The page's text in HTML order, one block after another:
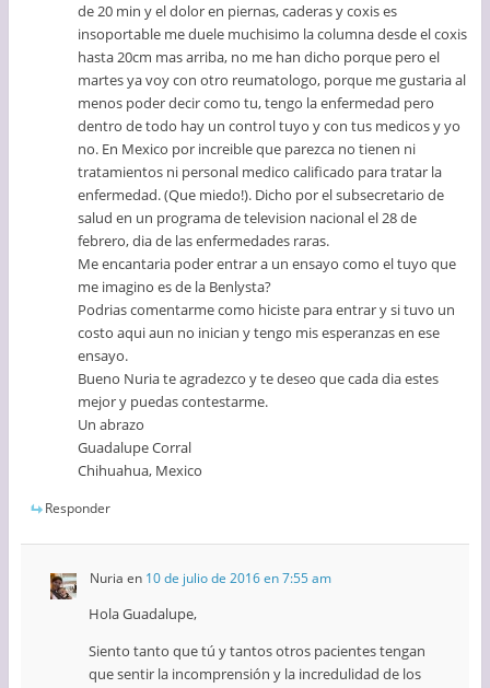
de 20 min y el dolor en piernas, caderas y coxis es
insoportable me duele muchisimo la columna desde el coxis
hasta 20cm mas arriba, no me han dicho porque pero el
martes ya voy con otro reumatologo, porque me gustaria al
menos poder decir como tu, tengo la enfermedad pero
dentro de todo hay un control tuyo y con tus medicos y yo
no. En Mexico por increible que parezca no tienen ni
tratamientos ni personal medico calificado para tratar la
enfermedad. (Que miedo!). Dicho por el subsecretario de
salud en un programa de television nacional el 28 de
febrero, dia de las enfermedades raras.
Me encantaria poder entrar a un ensayo como el tuyo que
me imagino es de la Benlysta?
Podrias comentarme como hiciste para entrar y si tuvo un
costo aqui aun no inician y tengo mis esperanzas en ese
ensayo.
Bueno Nuria te agradezco y te deseo que cada dia estes
mejor y puedas contestarme.
Un abrazo
Guadalupe Corral
Chihuahua, Mexico
Responder
Nuria en 10 de julio de 2016 en 7:55 am
Hola Guadalupe,
Siento tanto que tú y tantos otros pacientes tengan
que sentir la incomprensión y la incredulidad de los